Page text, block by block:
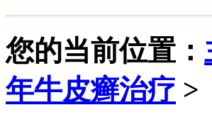
您的当前位置：
年牛皮癣治疗 >